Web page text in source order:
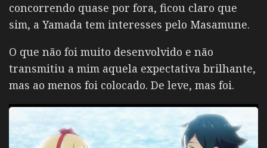
concorrendo quase por fora, ficou claro que
sim, a Yamada tem interesses pelo Masamune.
O que não foi muito desenvolvido e não
transmitiu a mim aquela expectativa brilhante,
mas ao menos foi colocado. De leve, mas foi.